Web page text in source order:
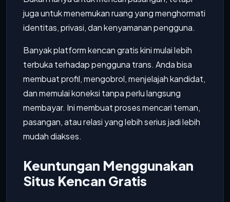
juga untuk menemukan ruang yang menghormati
identitas, privasi, dan kenyamanan pengguna.
Banyak platform kencan gratis kini mulai lebih
terbuka terhadap pengguna trans. Anda bisa
membuat profil, mengobrol, menjelajah kandidat,
dan memulai koneksi tanpa perlu langsung
membayar. Ini membuat proses mencari teman,
pasangan, atau relasi yang lebih serius jadi lebih
mudah diakses.
Keuntungan Menggunakan
Situs Kencan Gratis